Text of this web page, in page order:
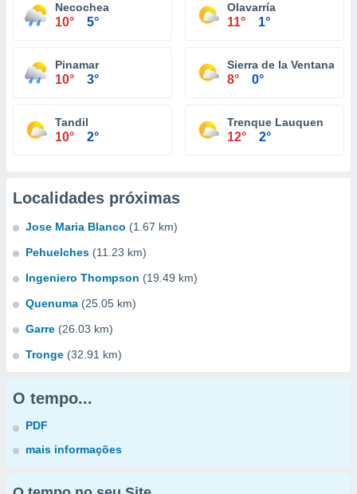
Necochea
10° 5°
Olavarría
11° 1°
Pinamar
10° 3°
Sierra de la Ventana
8° 0°
Tandil
10° 2°
Trenque Lauquen
12° 2°
Localidades próximas
Jose Maria Blanco (1.67 km)
Pehuelches (11.23 km)
Ingeniero Thompson (19.49 km)
Quenuma (25.05 km)
Garre (26.03 km)
Tronge (32.91 km)
O tempo...
PDF
mais informações